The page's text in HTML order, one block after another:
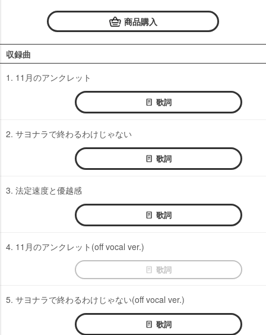
商品購入
収録曲
1. 11月のアンクレット
歌詞
2. サヨナラで終わるわけじゃない
歌詞
3. 法定速度と優越感
歌詞
4. 11月のアンクレット(off vocal ver.)
歌詞
5. サヨナラで終わるわけじゃない(off vocal ver.)
歌詞